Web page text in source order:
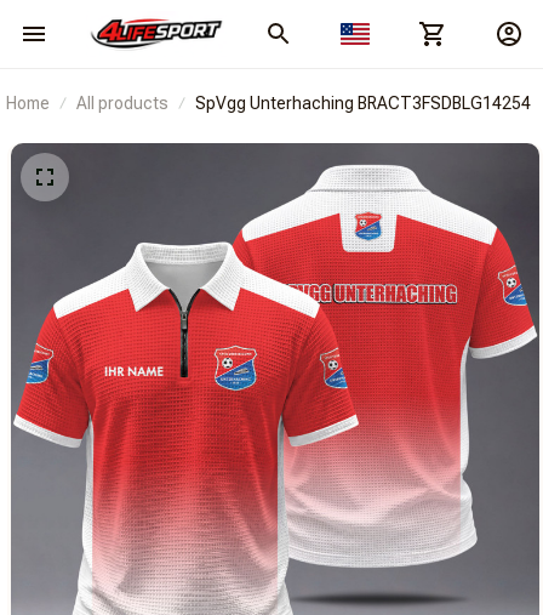
Home All products SpVgg Unterhaching BRACT3FSDBLG14254